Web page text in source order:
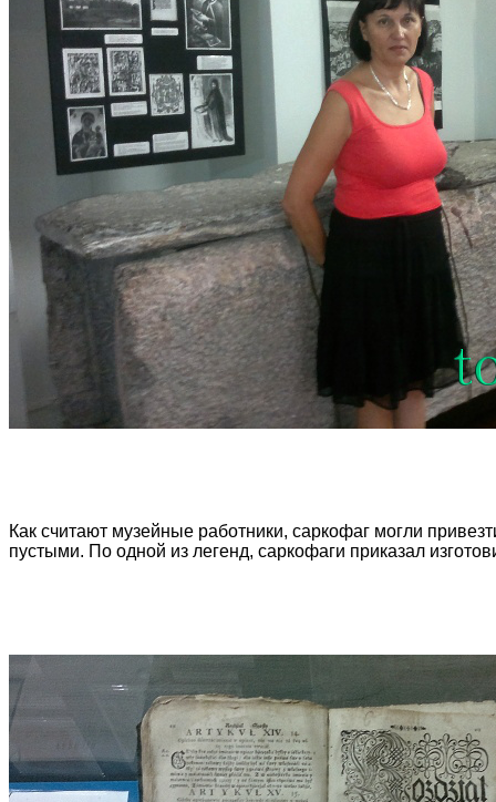
Как считают музейные работники, саркофаг могли
пустыми. По одной из легенд, саркофаги приказал